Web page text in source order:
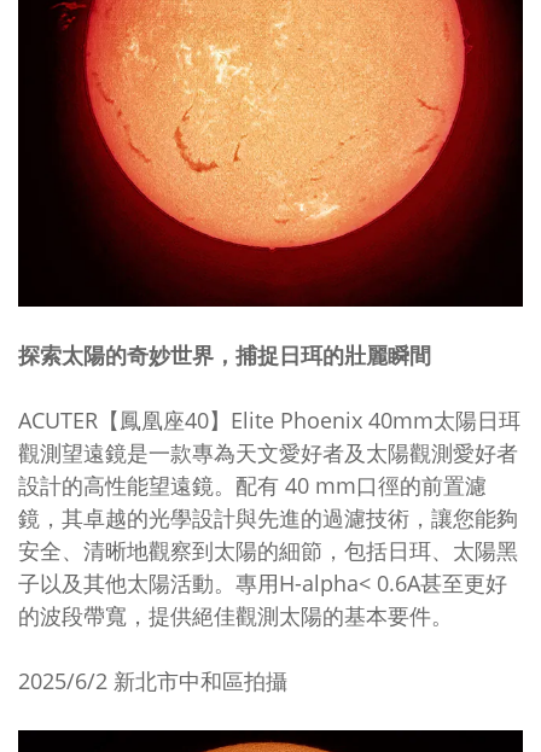
探索太陽的奇妙世界，捕捉日珥的壯麗瞬間
ACUTER【鳳凰座40】Elite Phoenix 40mm太陽日珥
觀測望遠鏡是一款專為天文愛好者及太陽觀測愛好者
設計的高性能望遠鏡。配有 40 mm口徑的前置濾
鏡，其卓越的光學設計與先進的過濾技術，讓您能夠
安全、清晰地觀察到太陽的細節，包括日珥、太陽黑
子以及其他太陽活動。專用H-alpha< 0.6A甚至更好
的波段帶寬，提供絕佳觀測太陽的基本要件。
2025/6/2 新北市中和區拍攝